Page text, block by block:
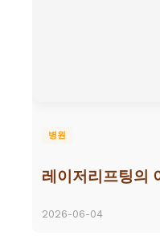
병원
레이저리프팅의
2026-06-04